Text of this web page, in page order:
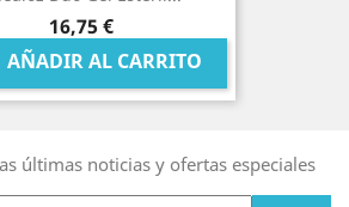
Precio
16,75 €
AÑADIR AL CARRITO
últimas noticias y ofertas especiales